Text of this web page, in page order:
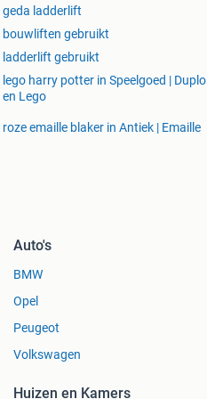
geda ladderlift
bouwliften gebruikt
ladderlift gebruikt
lego harry potter in Speelgoed | Duplo
en Lego
roze emaille blaker in Antiek | Emaille
Auto's
BMW
Opel
Peugeot
Volkswagen
Huizen en Kamers